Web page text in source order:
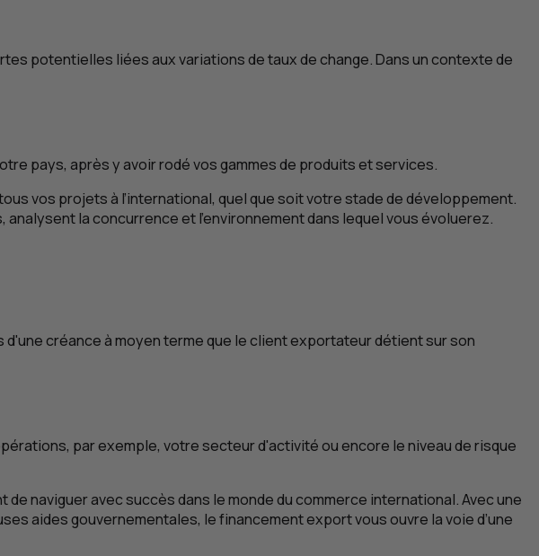
potentielles liées aux variations de taux de change. Dans un contexte de
pays, après y avoir rodé vos gammes de produits et services.
vos projets à l’international, quel que soit votre stade de développement.
la concurrence et l’environnement dans lequel vous évoluerez.
créance à moyen terme que le client exportateur détient sur son
par exemple, votre secteur d'activité ou encore le niveau de risque
naviguer avec succès dans le monde du commerce international. Avec une
aides gouvernementales, le financement export vous ouvre la voie d’une